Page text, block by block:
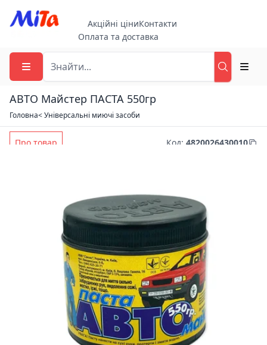
Акційні ціниКонтакти
Оплата та доставка
АВТО Майстер ПАСТА 550гр
Головна< Універсальні миючі засоби
Про товар Код: 4820026430010